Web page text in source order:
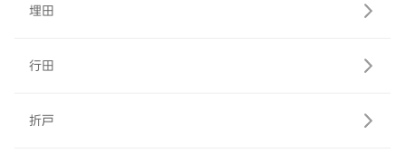
埋田
行田
折戸